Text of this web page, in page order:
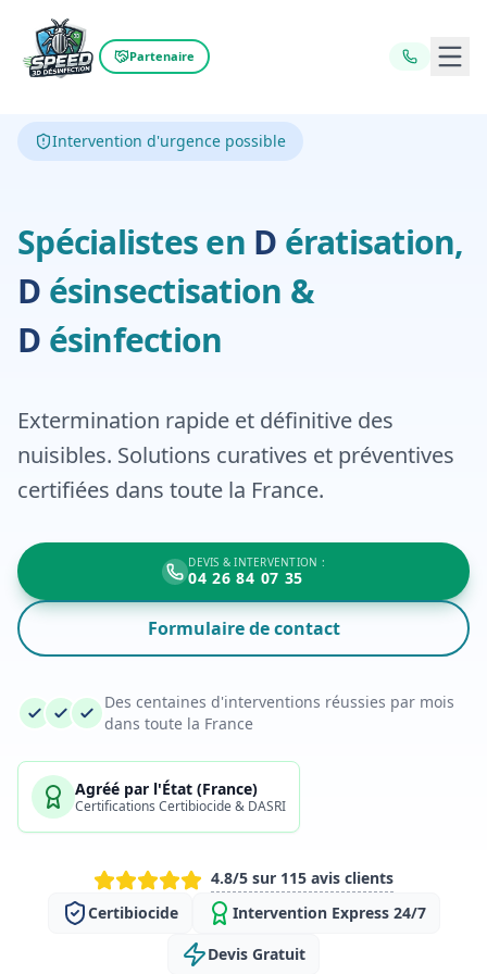
Partenaire
Intervention d'urgence possible
Spécialistes en Dératisation,
D ératisation,
D ésinsectisation &
D ésinfection
Extermination rapide et définitive des
nuisibles. Solutions curatives et préventives
certifiées dans toute la France.
DEVIS & INTERVENTION :
04 26 84 07 35
Formulaire de contact
Des centaines d'interventions réussies par mois
dans toute la France
Agréé par l'État (France)
Certifications Certibiocide & DASRI
4.8/5 sur 115 avis clients
Certibiocide
Intervention Express 24/7
Devis Gratuit